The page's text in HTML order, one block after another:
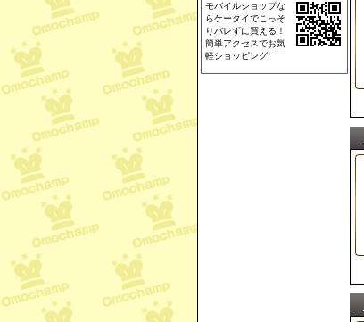
モバイルショップな
らケータイでこっそ
りバレずに買える！
簡単アクセスでお気
軽ショッピング!